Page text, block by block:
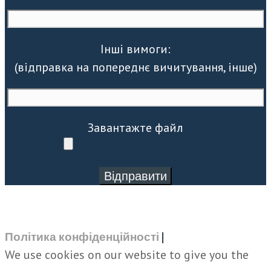
Інші вимоги:
(відправка на попереднє вичитування, інше)
Завантажте файл
Політика конфіденційності |
We use cookies on our website to give you the